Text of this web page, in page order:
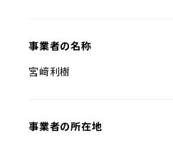
事業者の名称
宮﨑利樹
事業者の所在地